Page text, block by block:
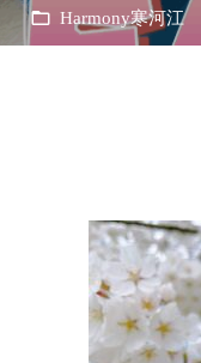
folder_open Harmony寒河江